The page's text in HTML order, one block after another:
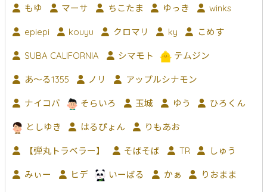
もゆ マーサ ちこたま ゆっき winks
epiepi kouyu クロマリ ky こめす
SUBA CALIFORNIA シマモト テムジン
あ〜る1355 ノリ アップルシナモン
ナイコバ そらいろ 玉城 ゆう ひろくん
としゆき はるぴょん りもあお
【弾丸トラベラー】 そばそば TR しゅう
みぃー ヒデ いーばる かぁ りおまま